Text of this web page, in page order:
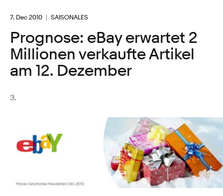
7. Dec 2010 SAISONALES
Prognose: eBay erwartet 2
Millionen verkaufte Artikel
am 12. Dezember
3.